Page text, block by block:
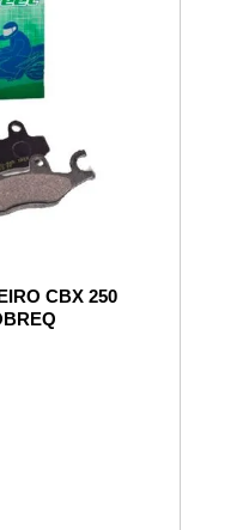
CBX 250